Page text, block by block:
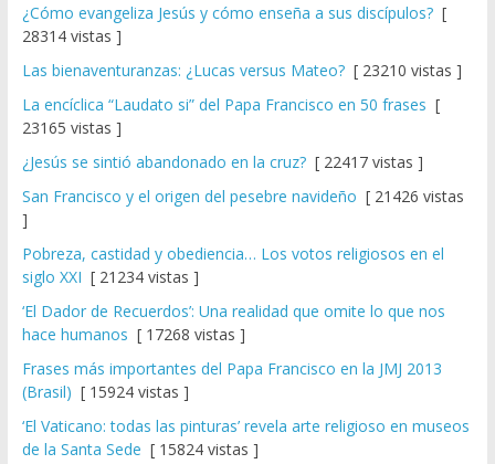
¿Cómo evangeliza Jesús y cómo enseña a sus discípulos?[
28314 vistas ]
Las bienaventuranzas: ¿Lucas versus Mateo?[ 23210 vistas ]
La encíclica “Laudato si” del Papa Francisco en 50 frases [
23165 vistas ]
¿Jesús se sintió abandonado en la cruz?[ 22417 vistas ]
San Francisco y el origen del pesebre navideño [ 21426 vistas
]
Pobreza, castidad y obediencia… Los votos religiosos en el
siglo XXI [ 21234 vistas ]
‘El Dador de Recuerdos’: Una realidad que omite lo que nos
hace humanos [ 17268 vistas ]
Frases más importantes del Papa Francisco en la JMJ 2013
(Brasil) [ 15924 vistas ]
‘El Vaticano: todas las pinturas’ revela arte religioso en museos
de la Santa Sede [ 15824 vistas ]